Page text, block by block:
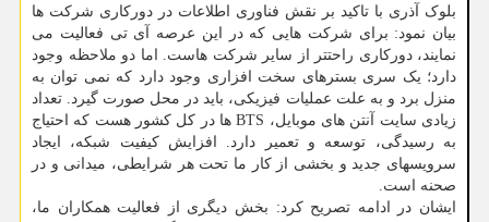
بلوک آذری با تاکید بر نقش فناوری اطلاعات در دورکاری شرکت ها
بیان نمود: برای شرکت هایی که در این عرصه آی تی فعالیت می
نمایند، دورکاری راحتتر از سایر شرکت هاست. اما دو ملاحظه وجود
دارد؛ یک سری بسترهای سخت افزاری وجود دارد که نمی توان به
منزل برد و به علت عملیات فیزیکی، باید در محل صورت گیرد. تعداد
زیادی سایت آنتن های موبایل، BTS ها در کل کشور هست که احتیاج
به رسیدگی، توسعه و تعمیر دارد. افزایش کیفیت شبکه، ایجاد
سرویسهای جدید و بخشی از کار ما تحت هر شرایطی، میدانی و در
صحنه است.
ایشان در ادامه تصریح کرد: بخش دیگری از فعالیت همکاران ما،